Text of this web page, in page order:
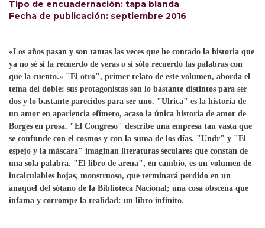
Tipo de encuadernación: tapa blanda
Fecha de publicación: septiembre 2016
«Los años pasan y son tantas las veces que he contado la historia que
ya no sé si la recuerdo de veras o si sólo recuerdo las palabras con
que la cuento.» "El otro", primer relato de este volumen, aborda el
tema del doble: sus protagonistas son lo bastante distintos para ser
dos y lo bastante parecidos para ser uno. "Ulrica" es la historia de
un amor en apariencia efímero, acaso la única historia de amor de
Borges en prosa. "El Congreso" describe una empresa tan vasta que
se confunde con el cosmos y con la suma de los días. "Undr" y "El
espejo y la máscara" imaginan literaturas seculares que constan de
una sola palabra. "El libro de arena", en cambio, es un volumen de
incalculables hojas, monstruoso, que terminará perdido en un
anaquel del sótano de la Biblioteca Nacional; una cosa obscena que
infama y corrompe la realidad: un libro infinito.